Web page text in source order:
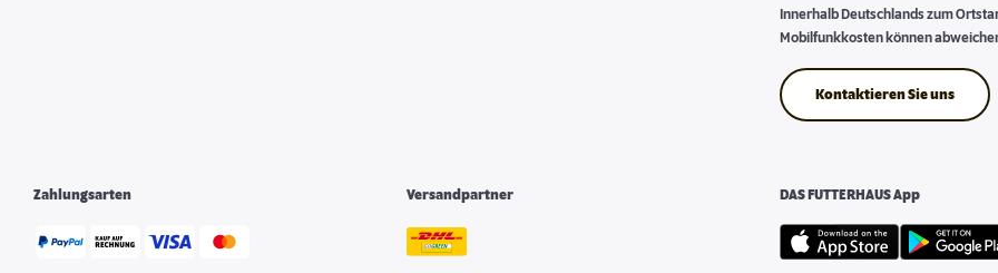
Innerhalb Deutschlands zum
Mobilfunkkosten können
Kontaktieren Sie uns
Zahlungsarten Versandpartner DAS FUTTERHAUS App